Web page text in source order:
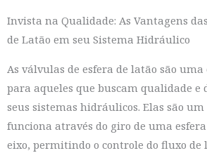
Invista na Qualidade: As Vantagens
de Latão em seu Sistema Hidráulico
As válvulas de esfera de latão são uma
para aqueles que buscam qualidade e
seus sistemas hidráulicos. Elas são
funciona através do giro de uma
eixo, permitindo o controle do fluxo de